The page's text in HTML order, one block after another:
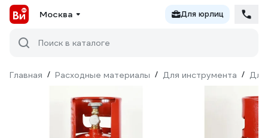
Москва Для юрлиц
Поиск в каталоге
Главная / Расходные материалы / Для инструмента / Для